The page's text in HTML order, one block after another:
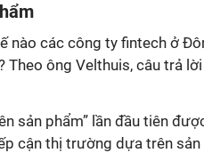
nào các công ty fintech ở
Theo ông Velthuis, câu trả
sản phẩm” lần đầu tiên
cận thị trường dựa trên